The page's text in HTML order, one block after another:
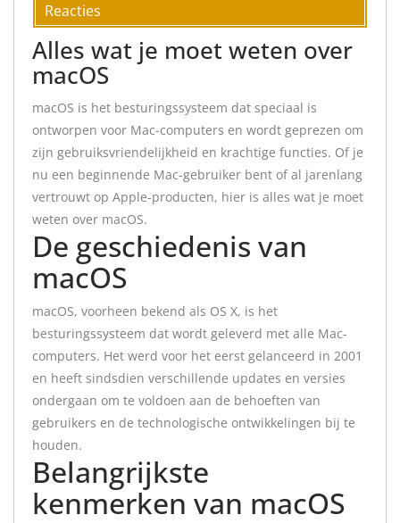
Reacties
Alles wat je moet weten over
macOS
macOS is het besturingssysteem dat speciaal is
ontworpen voor Mac-computers en wordt geprezen om
zijn gebruiksvriendelijkheid en krachtige functies. Of je
nu een beginnende Mac-gebruiker bent of al jarenlang
vertrouwt op Apple-producten, hier is alles wat je moet
weten over macOS.
De geschiedenis van
macOS
macOS, voorheen bekend als OS X, is het
besturingssysteem dat wordt geleverd met alle Mac-
computers. Het werd voor het eerst gelanceerd in 2001
en heeft sindsdien verschillende updates en versies
ondergaan om te voldoen aan de behoeften van
gebruikers en de technologische ontwikkelingen bij te
houden.
Belangrijkste
kenmerken van macOS